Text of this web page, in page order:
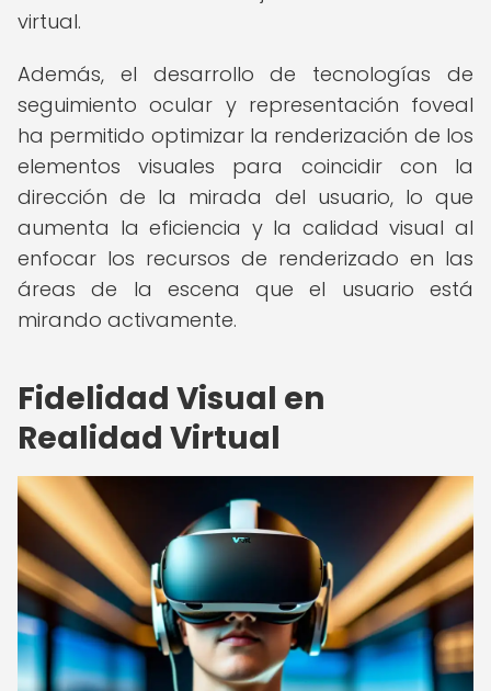
virtual.
Además, el desarrollo de tecnologías de
seguimiento ocular y representación foveal
ha permitido optimizar la renderización de los
elementos visuales para coincidir con la
dirección de la mirada del usuario, lo que
aumenta la eficiencia y la calidad visual al
enfocar los recursos de renderizado en las
áreas de la escena que el usuario está
mirando activamente.
Fidelidad Visual en
Realidad Virtual